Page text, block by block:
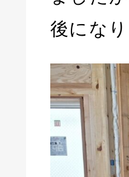
後にな